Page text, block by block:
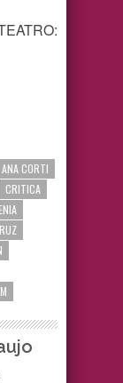
ANA CORTI
CRITICA